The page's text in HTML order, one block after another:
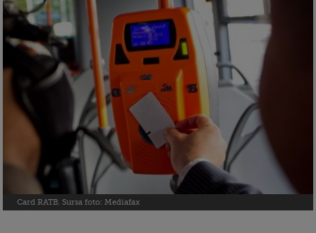
Card RATB. Sursa foto: Mediafax